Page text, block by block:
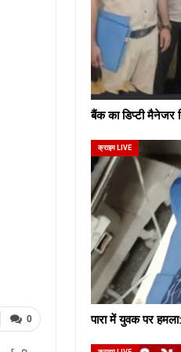
0
बैंक का डिप्टी मैनेजर
क्राइम LIVE
पारा में युवक पर